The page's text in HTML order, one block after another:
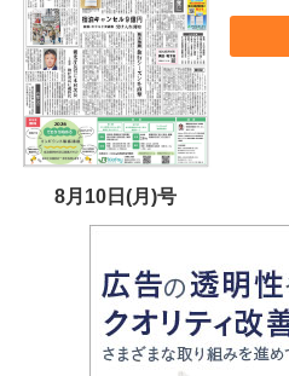
8月10日(月)号